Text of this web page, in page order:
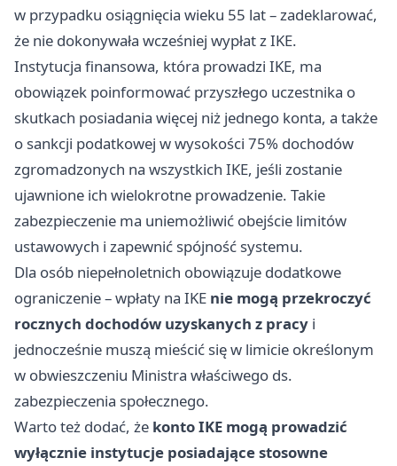
w przypadku osiągnięcia wieku 55 lat – zadeklarować,
że nie dokonywała wcześniej wypłat z IKE.
Instytucja finansowa, która prowadzi IKE, ma
obowiązek poinformować przyszłego uczestnika o
skutkach posiadania więcej niż jednego konta, a także
o sankcji podatkowej w wysokości 75% dochodów
zgromadzonych na wszystkich IKE, jeśli zostanie
ujawnione ich wielokrotne prowadzenie. Takie
zabezpieczenie ma uniemożliwić obejście limitów
ustawowych i zapewnić spójność systemu.
Dla osób niepełnoletnich obowiązuje dodatkowe
ograniczenie – wpłaty na IKE nie mogą przekroczyć
rocznych dochodów uzyskanych z pracy i
jednocześnie muszą mieścić się w limicie określonym
w obwieszczeniu Ministra właściwego ds.
zabezpieczenia społecznego.
Warto też dodać, że konto IKE mogą prowadzić
wyłącznie instytucje posiadające stosowne